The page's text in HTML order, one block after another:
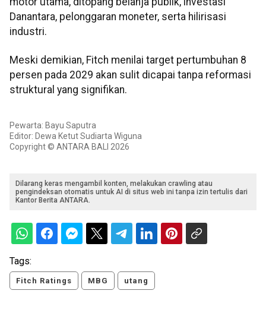
Danantara, pelonggaran moneter, serta hilirisasi
industri.
Meski demikian, Fitch menilai target pertumbuhan 8
persen pada 2029 akan sulit dicapai tanpa reformasi
struktural yang signifikan.
Pewarta: Bayu Saputra
Editor: Dewa Ketut Sudiarta Wiguna
Copyright © ANTARA BALI 2026
Dilarang keras mengambil konten, melakukan crawling atau
pengindeksan otomatis untuk AI di situs web ini tanpa izin tertulis dari
Kantor Berita ANTARA.
Tags:
Fitch Ratings MBG utang